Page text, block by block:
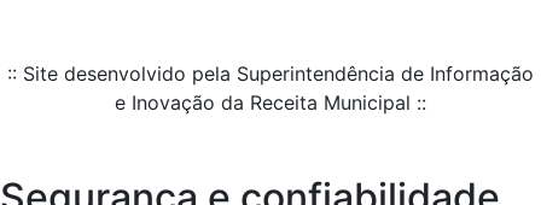
:: Site desenvolvido pela Superintendência de Informação
e Inovação da Receita Municipal ::